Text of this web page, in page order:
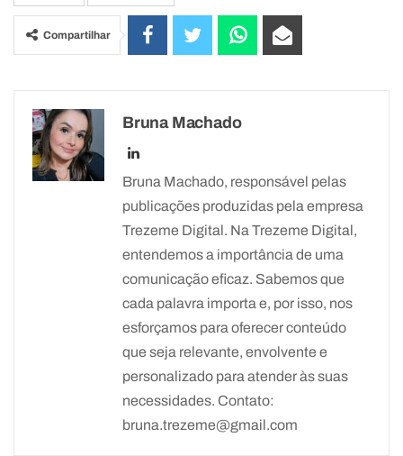
Compartilhar
Bruna Machado
Bruna Machado, responsável pelas
publicações produzidas pela empresa
Trezeme Digital. Na Trezeme Digital,
entendemos a importância de uma
comunicação eficaz. Sabemos que
cada palavra importa e, por isso, nos
esforçamos para oferecer conteúdo
que seja relevante, envolvente e
personalizado para atender às suas
necessidades. Contato:
bruna.trezeme@gmail.com